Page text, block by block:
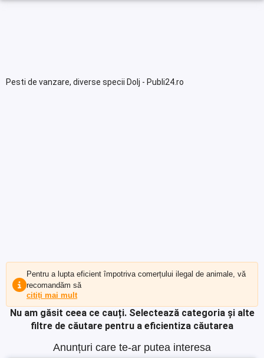
Pesti de vanzare, diverse specii Dolj - Publi24.ro
Pentru a lupta eficient împotriva comerțului ilegal de animale, vă
recomandăm să
citiți mai mult
Nu am găsit ceea ce cauți. Selectează categoria și alte
filtre de căutare pentru a eficientiza căutarea
Anunțuri care te-ar putea interesa